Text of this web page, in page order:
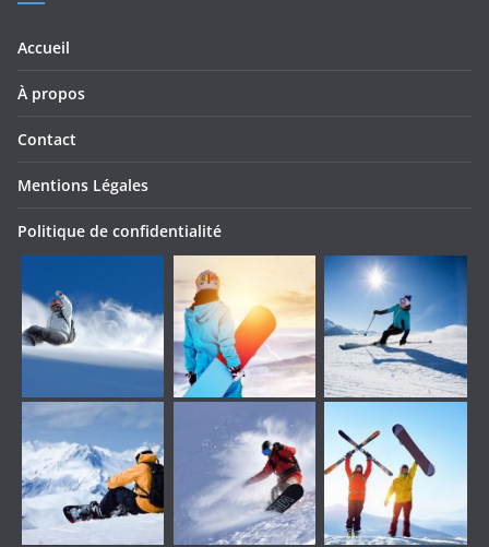
Accueil
À propos
Contact
Mentions Légales
Politique de confidentialité